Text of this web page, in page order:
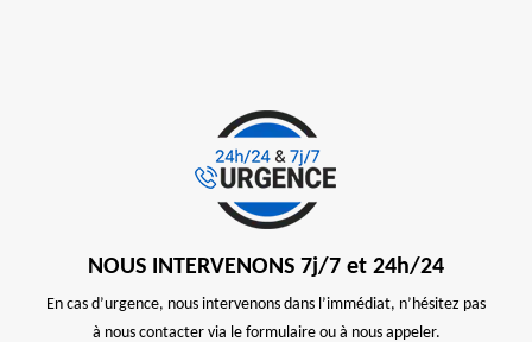
NOUS INTERVENONS 7j/7 et 24h/24
En cas d’urgence, nous intervenons dans l’immédiat, n’hésitez pas
à nous contacter via le formulaire ou à nous appeler.